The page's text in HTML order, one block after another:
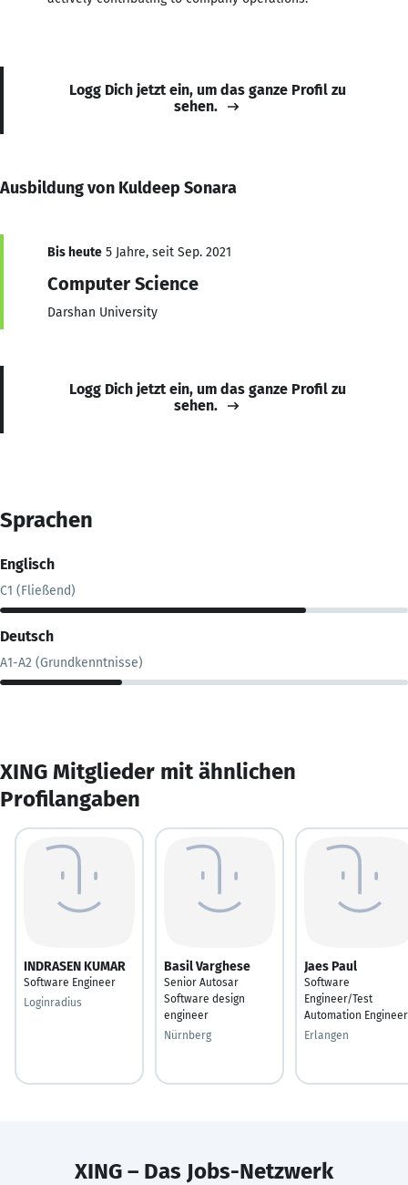
Logg Dich jetzt ein, um das ganze Profil zu
sehen.
Ausbildung von Kuldeep Sonara
Bis heute 5 Jahre, seit Sep. 2021
Computer Science
Darshan University
Logg Dich jetzt ein, um das ganze Profil zu
sehen.
Sprachen
Englisch
C1 (Fließend)
Deutsch
A1-A2 (Grundkenntnisse)
XING Mitglieder mit ähnlichen
Profilangaben
INDRASEN KUMAR
Software Engineer
Loginradius
Basil Varghese
Senior Autosar
Software design
engineer
Nürnberg
Jaes Paul
Software
Engineer/Test
Automation Engineer
Erlangen
XING – Das Jobs-Netzwerk